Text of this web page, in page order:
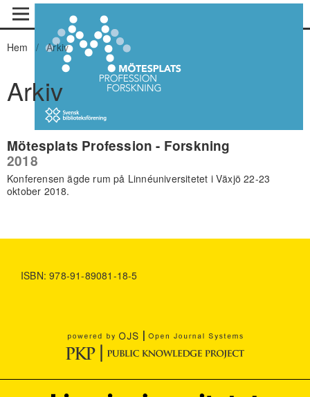
Hem / Arkiv
Arkiv
Mötesplats Profession - Forskning
2018
Konferensen ägde rum på Linnéuniversitetet i Växjö 22-23
oktober 2018.
ISBN: 978-91-89081-18-5